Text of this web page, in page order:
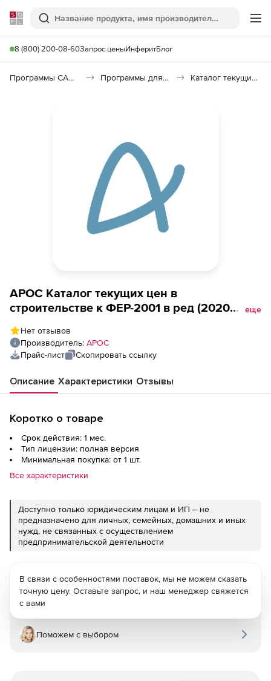
Softline
Поиск
8 (800) 200-08-60Запрос ценыИнферитБлог
Программы САПР и ГИС Программы для документооборота Каталог текущих цен в строительстве (КТЦ)
АРОС Каталог текущих цен в
строительстве к ФЕР-2001 в ред (2020
Стройинформресурс, за 1 месяц), 1-е
рабочее место
еще
Нет отзывов
Производитель: АРОС
Прайс-лист
Скопировать ссылку
Описание Характеристики Отзывы
Коротко о товаре
Срок действия: 1 мес.
Тип лицензии: полная версия
Минимальная покупка: от 1 шт.
Все характеристики
Доступно только юридическим лицам и ИП – не
предназначено для личных, семейных, домашних и иных
нужд, не связанных с осуществлением
предпринимательской деятельности
В связи с особенностями поставок, мы не можем сказать
точную цену. Оставьте запрос, и наш менеджер свяжется
с вами
Поможем с выбором